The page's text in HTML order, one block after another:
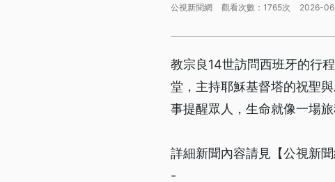
公視新聞網 觀看次數：1765次 2026-
教宗良14世訪問西班牙的行
堂，主持耶穌基督塔的祝聖
事提醒眾人，生命就像一場旅
詳細新聞內容請見【公視新聞
-